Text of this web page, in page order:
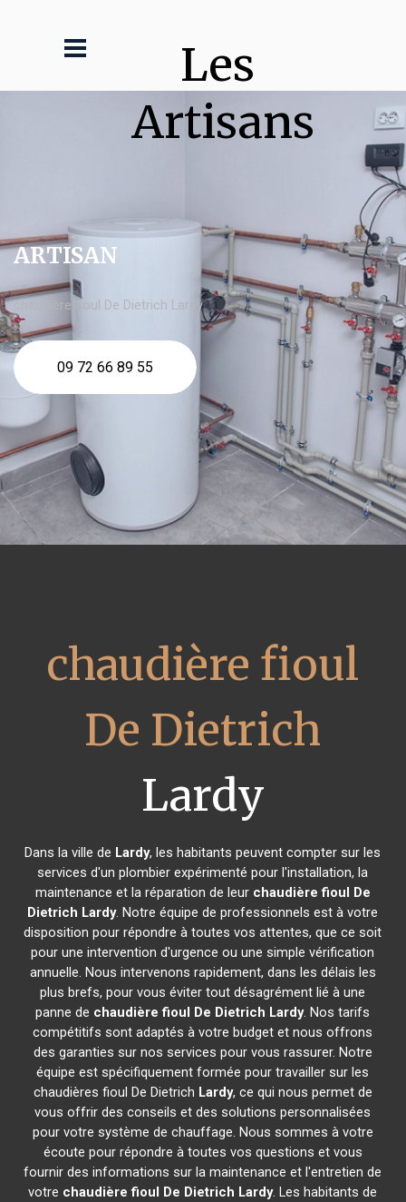
Les
Artisans
ARTISAN
chaudière fioul De Dietrich Lardy
09 72 66 89 55
chaudière fioul
De Dietrich
Lardy
Dans la ville de Lardy, les habitants peuvent compter sur les
services d'un plombier expérimenté pour l'installation, la
maintenance et la réparation de leur chaudière fioul De
Dietrich Lardy. Notre équipe de professionnels est à votre
disposition pour répondre à toutes vos attentes, que ce soit
pour une intervention d'urgence ou une simple vérification
annuelle. Nous intervenons rapidement, dans les délais les
plus brefs, pour vous éviter tout désagrément lié à une
panne de chaudière fioul De Dietrich Lardy. Nos tarifs
compétitifs sont adaptés à votre budget et nous offrons
des garanties sur nos services pour vous rassurer. Notre
équipe est spécifiquement formée pour travailler sur les
chaudières fioul De Dietrich Lardy, ce qui nous permet de
vous offrir des conseils et des solutions personnalisées
pour votre système de chauffage. Nous sommes à votre
écoute pour répondre à toutes vos questions et vous
fournir des informations sur la maintenance et l'entretien de
votre chaudière fioul De Dietrich Lardy. Les habitants de